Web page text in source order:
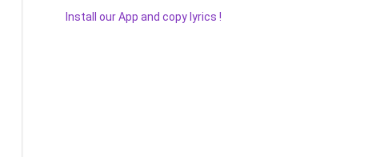
Install our App and copy lyrics !